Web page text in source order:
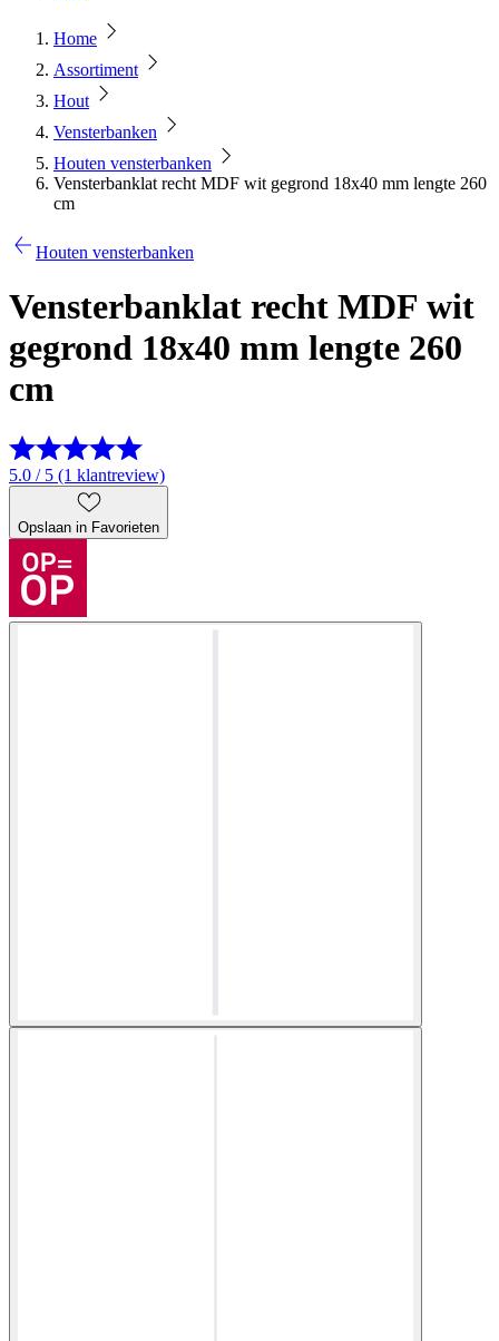
Home
Assortiment
Hout
Vensterbanken
Houten vensterbanken
Vensterbanklat recht MDF wit gegrond 18x40 mm lengte 260
cm
Houten vensterbanken
Vensterbanklat recht MDF wit
gegrond 18x40 mm lengte 260
cm
5.0 / 5 (1 klantreview)
Opslaan in Favorieten